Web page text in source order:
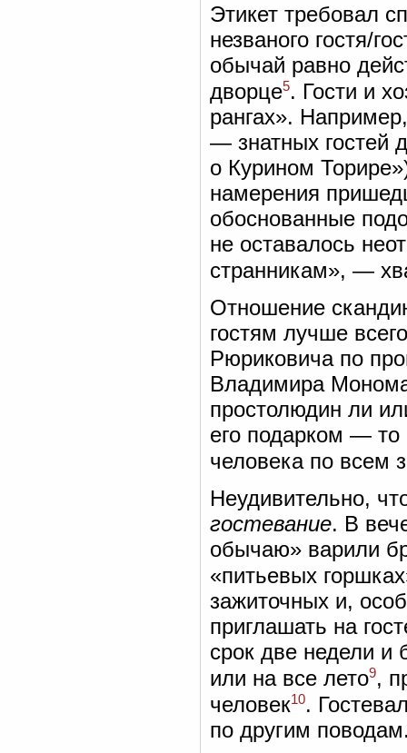
Этикет требовал
незваного гостя/
обычай равно
дворце5. Гости и
рангах».
— знатных гостей
о Курином
намерения
обоснованные
не оставалось
странникам», —
Отношение
гостям лучше
Рюриковича по
Владимира
простолюдин ли
его подарком —
человека по всем
Неудивительно,
гостевание. В
обычаю» варили
«питьевых
зажиточных и,
приглашать на
срок две недели и
или на все лето9,
человек10.
по другим